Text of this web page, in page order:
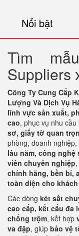
Nổi bật
Tìm
Suppliers
Công Ty Cung Cấp
Lượng Và Dịch Vụ
lĩnh vực sản xuất,
cao, phục vụ nhu cầu
sơ, giấy tờ quan
phòng, doanh
lâu năm, công
viên chuyên nghiệp
chính hãng, bền bỉ,
toàn diện cho
Các dòng két sắt
cao cấp, kết cấu đa
chống trộm, kết hợp
va đập, giúp bảo vệ